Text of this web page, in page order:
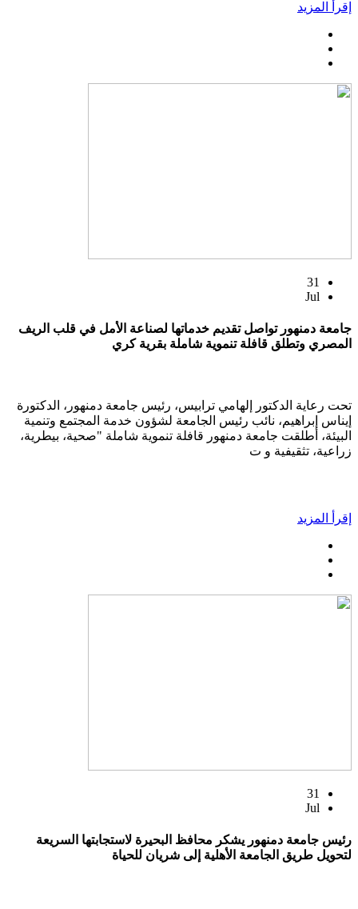
إقرأ المزيد
31
Jul
جامعة دمنهور تواصل تقديم خدماتها لصناعة الأمل في قلب الريف
المصري وتطلق قافلة تنموية شاملة بقرية كري
تحت رعاية الدكتور إلهامي ترابيس، رئيس جامعة دمنهور، الدكتورة
إيناس إبراهيم، نائب رئيس الجامعة لشؤون خدمة المجتمع وتنمية
البيئة، أطلقت جامعة دمنهور قافلة تنموية شاملة "صحية، بيطرية،
زراعية، تثقيفية و ت
إقرأ المزيد
31
Jul
رئيس جامعة دمنهور يشكر محافظ البحيرة لاستجابتها السريعة
لتحويل طريق الجامعة الأهلية إلى شريان للحياة